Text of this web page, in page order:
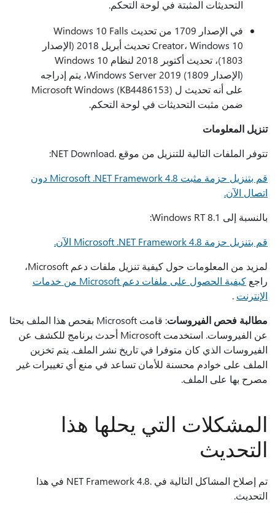
التحديثات المثبتة في لوحة التحكم.
في الإصدار 1709 من تحديث Windows 10 Falls
Creator، Windows 10 تحديث أبريل 2018 (الإصدار
1803)، تحديث أكتوبر 2018 لنظام Windows 10
(الإصدار 1809) Windows Server 2019، يتم إدراجه
على أنه تحديث ل Microsoft Windows (KB4486153)
ضمن مثبت التحديثات في لوحة التحكم.
تنزيل المعلومات
تتوفر الملفات التالية للتنزيل من موقع .NET Download:
قم بتنزيل حزمة مثبت Microsoft .NET Framework 4.8 دون
اتصال الآن.
بالنسبة إلى Windows RT 8.1:
قم بتنزيل حزمة Microsoft .NET Framework 4.8 الآن.
لمزيد من المعلومات حول كيفية تنزيل ملفات دعم Microsoft،
راجع
كيفية الحصول على ملفات دعم Microsoft من خدمات
الإنترنت .
مطالبة فحص الفيروسات
: قامت Microsoft بفحص هذا الملف بحثا
عن الفيروسات. استخدمت Microsoft أحدث برنامج للكشف عن
الفيروسات الذي كان متوفرا في تاريخ نشر الملف. يتم تخزين
الملف على خوادم محسنة للأمان تساعد في منع أي تغييرات غير
مصرح بها على الملف.
المشكلات التي يحلها هذا
التحديث
تم إصلاح المشاكل التالية في .NET Framework 4.8 في هذا
التحديث.